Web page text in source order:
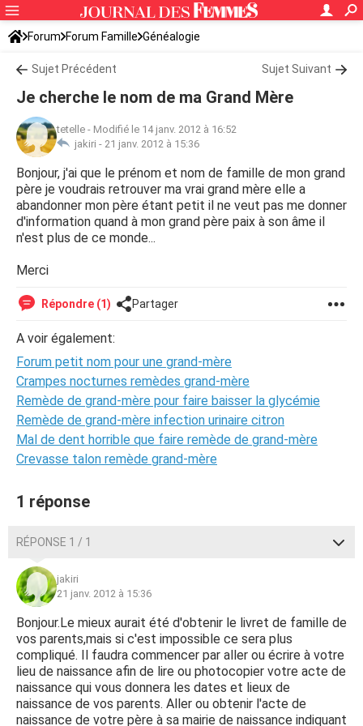
Forum Forum Famille Généalogie
Sujet Précédent Sujet Suivant
Je cherche le nom de ma Grand Mère
tetelle - Modifié le 14 janv. 2012 à 16:52
jakiri - 21 janv. 2012 à 15:36
Bonjour, j'ai que le prénom et nom de famille de mon grand
père je voudrais retrouver ma vrai grand mère elle a
abandonner mon père étant petit il ne veut pas me donner
d'information quand à mon grand père paix à son âme il
n'est plus de ce monde...
Merci
Répondre (1) Partager
A voir également:
Forum petit nom pour une grand-mère
Crampes nocturnes remèdes grand-mère
Remède de grand-mère pour faire baisser la glycémie
Remède de grand-mère infection urinaire citron
Mal de dent horrible que faire remède de grand-mère
Crevasse talon remède grand-mère
1 réponse
RÉPONSE 1 / 1
jakiri
21 janv. 2012 à 15:36
Bonjour.Le mieux aurait été d'obtenir le livret de famille de
vos parents,mais si c'est impossible ce sera plus
compliqué. Il faudra commencer par aller ou écrire à votre
lieu de naissance afin de lire ou photocopier votre acte de
naissance qui vous donnera les dates et lieux de
naissance de vos parents. Aller ou obtenir l'acte de
naissance de votre père à sa mairie de naissance indiquant